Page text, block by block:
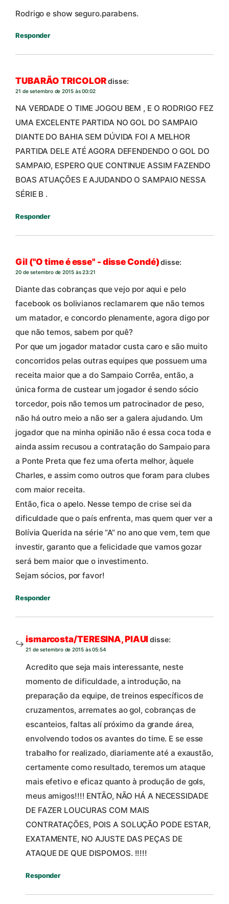
Rodrigo e show seguro.parabens.
Responder
TUBARÃO TRICOLORdisse:
21 de setembro de 2015 às 00:02
NA VERDADE O TIME JOGOU BEM , E O RODRIGO FEZ
UMA EXCELENTE PARTIDA NO GOL DO SAMPAIO
DIANTE DO BAHIA SEM DÚVIDA FOI A MELHOR
PARTIDA DELE ATÉ AGORA DEFENDENDO O GOL DO
SAMPAIO, ESPERO QUE CONTINUE ASSIM FAZENDO
BOAS ATUAÇÕES E AJUDANDO O SAMPAIO NESSA
SÉRIE B .
Responder
Gil ("O time é esse" - disse Condé) disse:
20 de setembro de 2015 às 23:21
Diante das cobranças que vejo por aqui e pelo
facebook os bolivianos reclamarem que não temos
um matador, e concordo plenamente, agora digo por
que não temos, sabem por quê?
Por que um jogador matador custa caro e são muito
concorridos pelas outras equipes que possuem uma
receita maior que a do Sampaio Corrêa, então, a
única forma de custear um jogador é sendo sócio
torcedor, pois não temos um patrocinador de peso,
não há outro meio a não ser a galera ajudando. Um
jogador que na minha opinião não é essa coca toda e
ainda assim recusou a contratação do Sampaio para
a Ponte Preta que fez uma oferta melhor, àquele
Charles, e assim como outros que foram para clubes
com maior receita.
Então, fica o apelo. Nesse tempo de crise sei da
dificuldade que o país enfrenta, mas quem quer ver a
Bolívia Querida na série “A” no ano que vem, tem que
investir, garanto que a felicidade que vamos gozar
será bem maior que o investimento.
Sejam sócios, por favor!
Responder
ismarcosta/TERESINA, PIAUIdisse:
21 de setembro de 2015 às 05:54
Acredito que seja mais interessante, neste
momento de dificuldade, a introdução, na
preparação da equipe, de treinos específicos de
cruzamentos, arremates ao gol, cobranças de
escanteios, faltas alí próximo da grande área,
envolvendo todos os avantes do time. E se esse
trabalho for realizado, diariamente até a exaustão,
certamente como resultado, teremos um ataque
mais efetivo e eficaz quanto à produção de gols,
meus amigos!!!! ENTÃO, NÃO HÁ A NECESSIDADE
DE FAZER LOUCURAS COM MAIS
CONTRATAÇÕES, POIS A SOLUÇÃO PODE ESTAR,
EXATAMENTE, NO AJUSTE DAS PEÇAS DE
ATAQUE DE QUE DISPOMOS. !!!!!
Responder